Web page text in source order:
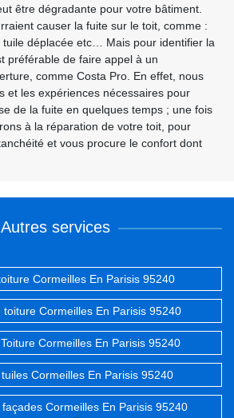
être dégradante pour votre bâtiment.
causer la fuite sur le toit, comme :
tuile déplacée etc… Mais pour identifier la
préférable de faire appel à un
comme Costa Pro. En effet, nous
et les expériences nécessaires pour
de la fuite en quelques temps ; une fois
à la réparation de votre toit, pour
et vous procure le confort dont
Autres services
Cormeilles En Parisis 95240
toiture Cormeilles En Parisis 95240
Cormeilles En Parisis 95240
Cormeilles En Parisis 95240
Cormeilles En Parisis 95240